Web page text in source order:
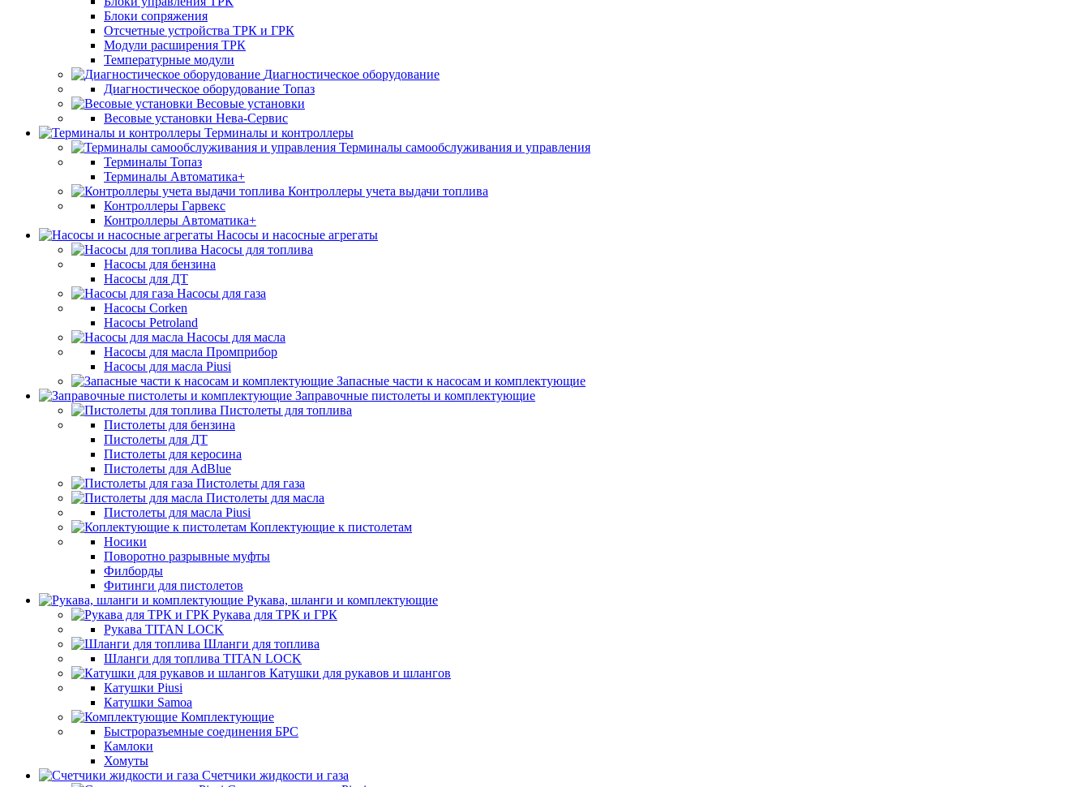
Блоки сопряжения
Отсчетные устройства ТРК и ГРК
Модули расширения ТРК
Температурные модули
Диагностическое оборудование
Диагностическое оборудование Топаз
Весовые установки
Весовые установки Нева-Сервис
Терминалы и контроллеры
Терминалы самообслуживания и управления
Терминалы Топаз
Терминалы Автоматика+
Контроллеры учета выдачи топлива
Контроллеры Гарвекс
Контроллеры Автоматика+
Насосы и насосные агрегаты
Насосы для топлива
Насосы для бензина
Насосы для ДТ
Насосы для газа
Насосы Corken
Насосы Petroland
Насосы для масла
Насосы для масла Промприбор
Насосы для масла Piusi
Запасные части к насосам и комплектующие
Заправочные пистолеты и комплектующие
Пистолеты для топлива
Пистолеты для бензина
Пистолеты для ДТ
Пистолеты для керосина
Пистолеты для AdBlue
Пистолеты для газа
Пистолеты для масла
Пистолеты для масла Piusi
Коплектующие к пистолетам
Носики
Поворотно разрывные муфты
Филборды
Фитинги для пистолетов
Рукава, шланги и комплектующие
Рукава для ТРК и ГРК
Рукава TITAN LOCK
Шланги для топлива
Шланги для топлива TITAN LOCK
Катушки для рукавов и шлангов
Катушки Piusi
Катушки Samoa
Комплектующие
Быстроразъемные соединения БРС
Камлоки
Хомуты
Счетчики жидкости и газа